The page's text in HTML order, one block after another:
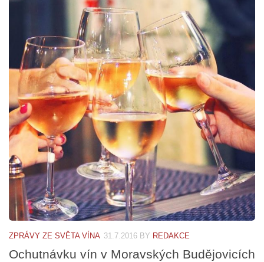
ZPRÁVY ZE SVĚTA VÍNA 31.7.2016 BY REDAKCE
Ochutnávku vín v Moravských Budějovicích